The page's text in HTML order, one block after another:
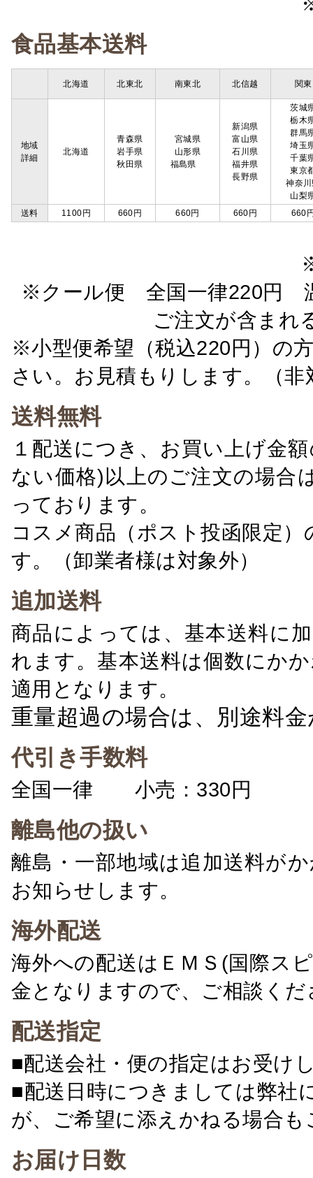
食品基本送料
北海道 北東北 南東北 北信越 関東
地域
詳細
北海道
青森県
岩手県
秋田県
宮城県
山形県
福島県
新潟県
富山県
石川県
福井県
長野県
茨城
栃木
群馬
埼玉
千葉
東京
神奈
山梨
送料
1100円 660円 660円 660円 660
※クール便 全国一律220円
ご注文が含ま
※小型便希望（税込220円）の
さい。お見積もりします。（非
送料無料
１配送につき、お買い上げ金
ない価格)以上のご注文の場合
っております。
コスメ商品（ポスト投函限定
す。（卸業者様は対象外）
追加送料
商品によっては、基本送料に
れます。基本送料は個数にか
適用となります。
重量超過の場合は、別途料
代引き手数料
全国一律 小売：330円 卸
離島他の扱い
離島・一部地域は追加送料が
お知らせします。
海外配送
海外への配送はＥＭＳ(国際ス
金となりますので、ご相談くだ
配送指定
■配送会社・便の指定はお受け
■配送日時につきましては弊社
が、ご希望に添えかねる場合
お届け日数